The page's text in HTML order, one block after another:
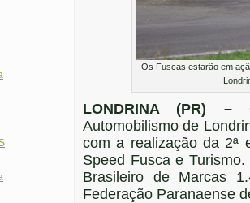
Os Fuscas estarão em
LONDRINA (PR) –
Automobilismo de
com a realização da 2ª
Speed Fusca e
Brasileiro de Marcas
Federação Paranaense